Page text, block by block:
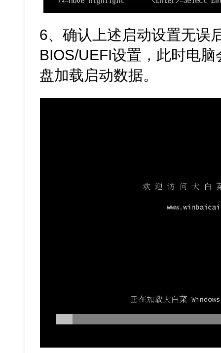
6、确认上述启动设置无误
BIOS/UEFI设置，此时电
盘加载启动数据。